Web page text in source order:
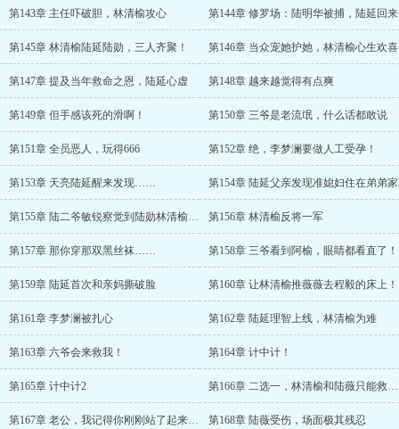
第143章 主任吓破胆，林清榆攻心 第144章 修罗场：陆明华被捕，陆延回来
第145章 林清榆陆延陆勋，三人齐聚！ 第146章 当众宠她护她，林清榆心生欢喜
第147章 提及当年救命之恩，陆延心虚 第148章 越来越觉得有点爽
第149章 但手感该死的滑啊！ 第150章 三爷是老流氓，什么话都敢说
第151章 全员恶人，玩得666 第152章 绝，李梦澜要做人工受孕！
第153章 天亮陆延醒来发现…… 第154章 陆延父亲发现准媳妇住在弟弟家
第155章 陆二爷敏锐察觉到陆勋林清榆关系不对劲 第156章 林清榆反将一军
第157章 那你穿那双黑丝袜…… 第158章 三爷看到阿榆，眼睛都看直了！
第159章 陆延首次和亲妈撕破脸 第160章 让林清榆推薇薇去程毅的床上！
第161章 李梦澜被扎心 第162章 陆延理智上线，林清榆为难
第163章 六爷会来救我！ 第164章 计中计！
第165章 计中计2 第166章 二选一，林清榆和陆薇只能救一个
第167章 老公，我记得你刚刚站了起来啊？ 第168章 陆薇受伤，场面极其残忍